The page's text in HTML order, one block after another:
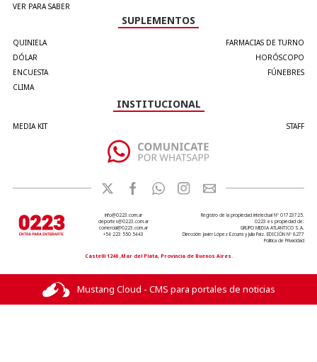
VER PARA SABER
SUPLEMENTOS
QUINIELA
DÓLAR
ENCUESTA
CLIMA
FARMACIAS DE TURNO
HORÓSCOPO
FÚNEBRES
INSTITUCIONAL
MEDIA KIT STAFF
info@0223.com.ar
deportes@0223.com.ar
comercial@0223.com.ar
+54 223 550 5443
Registro de la propiedad intelectual Nº 01723725.
0223 es propiedad de:
GRUPO MEDIA ATLANTICO S.A.
Dirección: Javier López Ezcurra y Julia Paiz. EDICIÓN Nº 8277
Política de Privacidad
Castelli 1240 ,Mar del Plata, Provincia de Buenos Aires.
Mustang Cloud - CMS para portales de noticias